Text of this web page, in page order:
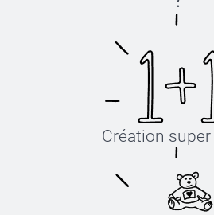
Création